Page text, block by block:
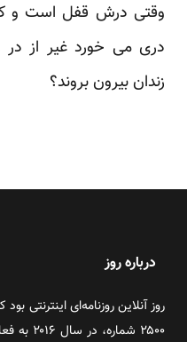
وقتی درش قفل است و
دری می خورد غیر از در
زندان بیرون بروند؟
درباره روز
۲۵۰۰